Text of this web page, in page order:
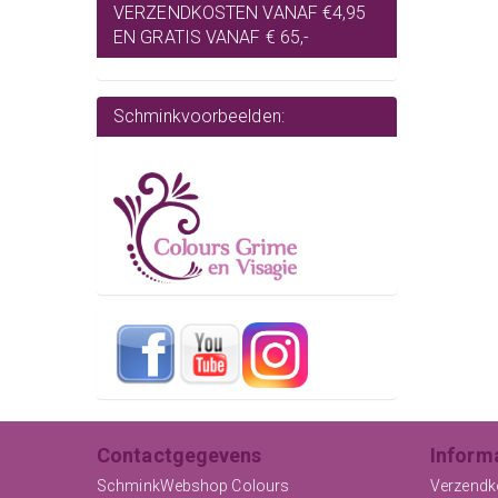
VERZENDKOSTEN VANAF €4,95
EN GRATIS VANAF € 65,-
Schminkvoorbeelden:
Contactgegevens
SchminkWebshop Colours